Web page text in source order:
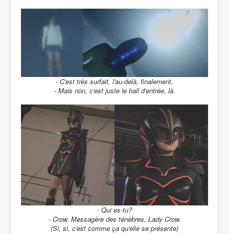
- C'est très surfait, l'au-delà, finalement.
- Mais non, c'est juste le hall d'entrée, là.
- Qui es-tu?
- Crow. Messagère des ténèbres, Lady Crow.
(Si, si, c'est comme ça qu'elle se présente)